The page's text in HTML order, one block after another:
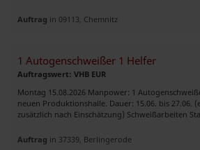
Auftrag in 09113, Chemnitz
1 Autogenschweißer 1 Helfer
Auftragswert: VHB EUR
Montag 15.08.2026 Manpower: 1
neuen Produktionshalle. Dauer: 15.06. bis 27.06.
zusätzlich nach Einschätzung) Schweißarbeiten Sta
Auftrag in 37339, Berlingerode